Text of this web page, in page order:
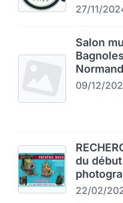
27/11/
Salon
09/12/
du
22/02/